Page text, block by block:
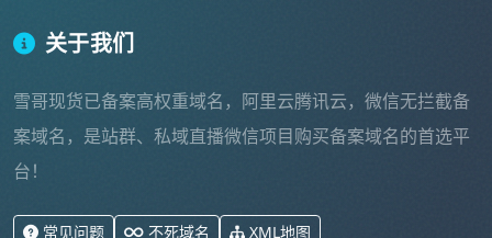
关于我们
雪哥现货已备案高权重域名，阿里云腾讯云，微信无拦截备
案域名，是站群、私域直播微信项目购买备案域名的首选平
台！
常见问题 不死域名 XML地图